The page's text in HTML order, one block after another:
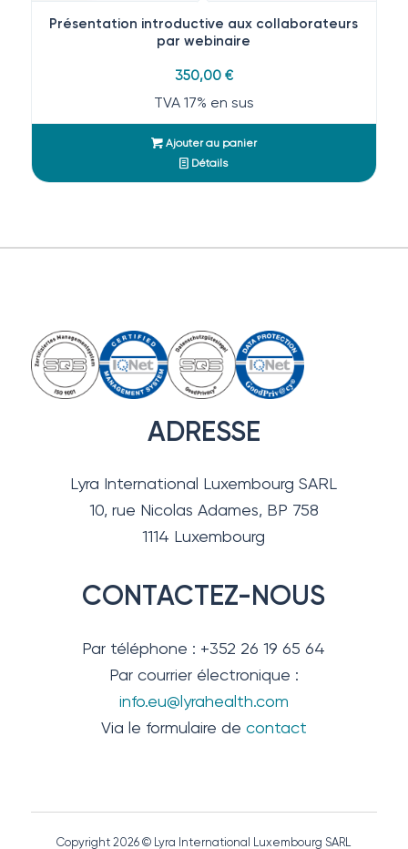
Présentation introductive aux collaborateurs
par webinaire
350,00 €
TVA 17% en sus
Ajouter au panier
Détails
ADRESSE
Lyra International Luxembourg SARL
10, rue Nicolas Adames, BP 758
1114 Luxembourg
CONTACTEZ-NOUS
Par téléphone : +352 26 19 65 64
Par courrier électronique :
info.eu@lyrahealth.com
Via le formulaire de contact
Copyright 2026 © Lyra International Luxembourg SARL